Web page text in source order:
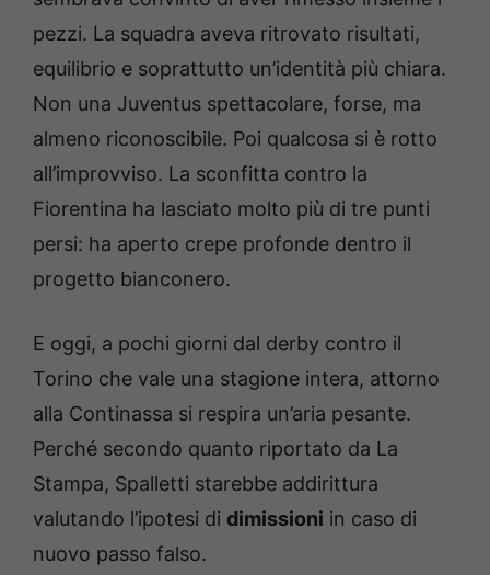
pezzi. La squadra aveva ritrovato risultati,
equilibrio e soprattutto un’identità più chiara.
Non una Juventus spettacolare, forse, ma
almeno riconoscibile. Poi qualcosa si è rotto
all’improvviso. La sconfitta contro la
Fiorentina ha lasciato molto più di tre punti
persi: ha aperto crepe profonde dentro il
progetto bianconero.
E oggi, a pochi giorni dal derby contro il
Torino che vale una stagione intera, attorno
alla Continassa si respira un’aria pesante.
Perché secondo quanto riportato da La
Stampa, Spalletti starebbe addirittura
valutando l’ipotesi di dimissioni in caso di
nuovo passo falso.